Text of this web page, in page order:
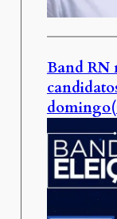
Band RN